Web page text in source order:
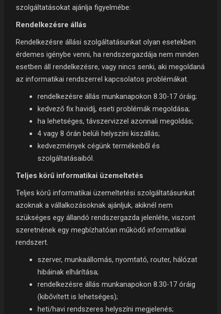
szolgáltatásokat ajánlja figyelmébe:
Rendelkezésre állás
Rendelkezésre állási szolgáltatásunkat olyan esetekben
érdemes igénybe venni, ha rendszergazdája nem minden
esetben áll rendelkezésre, vagy nincs senki, aki megoldaná
az informatikai rendszerrel kapcsolatos problémákat.
rendelkezésre állás munkanapokon 8.30-17 óráig;
kedvező fix havidíj, eseti problémák megoldása;
ha lehetséges, távszervizzel azonnali megoldás;
4 vagy 8 órán belüli helyszíni kiszállás;
kedvezmények cégünk termékeiből és
szolgáltatásaiból.
Teljes körű informatikai üzemeltetés
Teljes körű informatikai üzemeltetési szolgáltatásunkat
azoknak a vállalkozásoknak ajánljuk, akiknél nem
szükséges egy állandó rendszergazda jelenléte, viszont
szeretnének egy megbízhatóan működő informatikai
rendszert.
szerver, munkaállomás, nyomtató, router, hálózat
hibáinak elhárítása;
rendelkezésre állás munkanapokon 8.30-17 óráig
(kibővített is lehetséges);
heti/havi rendszeres helyszíni megjelenés;